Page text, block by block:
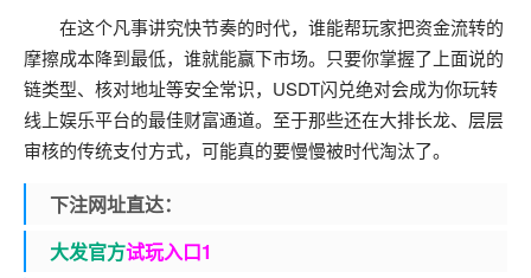
在这个凡事讲究快节奏的时代，谁能帮玩家把资金流转的
摩擦成本降到最低，谁就能赢下市场。只要你掌握了上面说的
链类型、核对地址等安全常识，USDT闪兑绝对会成为你玩转
线上娱乐平台的最佳财富通道。至于那些还在大排长龙、层层
审核的传统支付方式，可能真的要慢慢被时代淘汰了。
下注网址直达：
大发官方试玩入口1